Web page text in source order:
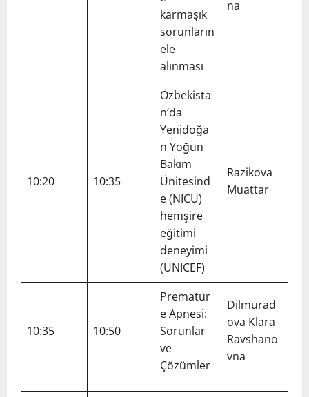
karmaşık
sorunların
ele
alınması
na
10:20 10:35
Özbekista
n’da
Yenidoğa
n Yoğun
Bakım
Ünitesind
e (NICU)
hemşire
eğitimi
deneyimi
(UNICEF)
Razikova
Muattar
10:35 10:50
Prematür
e Apnesi:
Sorunlar
ve
Çözümler
Dilmurad
ova Klara
Ravshano
vna